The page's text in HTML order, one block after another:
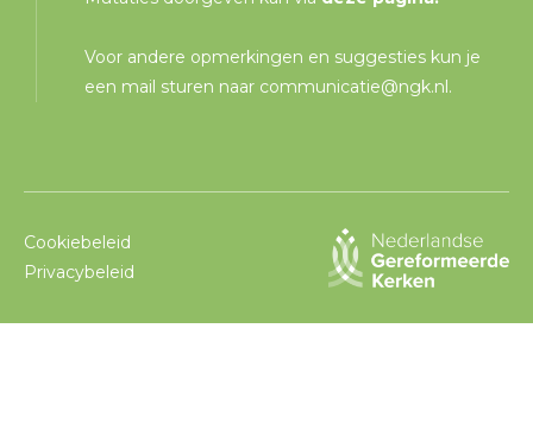
Voor andere opmerkingen en suggesties kun je
een mail sturen naar communicatie@ngk.nl.
Cookiebeleid
Privacybeleid